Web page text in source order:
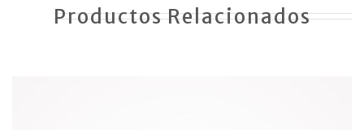
Productos Relacionados